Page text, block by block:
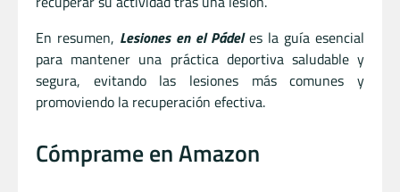
En resumen, Lesiones en el Pádeles la guía esencial
para mantener una práctica deportiva saludable y
segura, evitando las lesiones más comunes y
promoviendo la recuperación efectiva.
Cómprame en Amazon